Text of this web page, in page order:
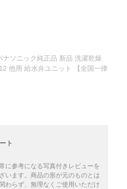
ナソニック純正品 新品 洗濯乾燥
他用 給水弁ユニット 【全国一律
ト
に参考になる写真付きレビューを
います。商品の形が元のものとは
わらず、無理なくご使用いただけ